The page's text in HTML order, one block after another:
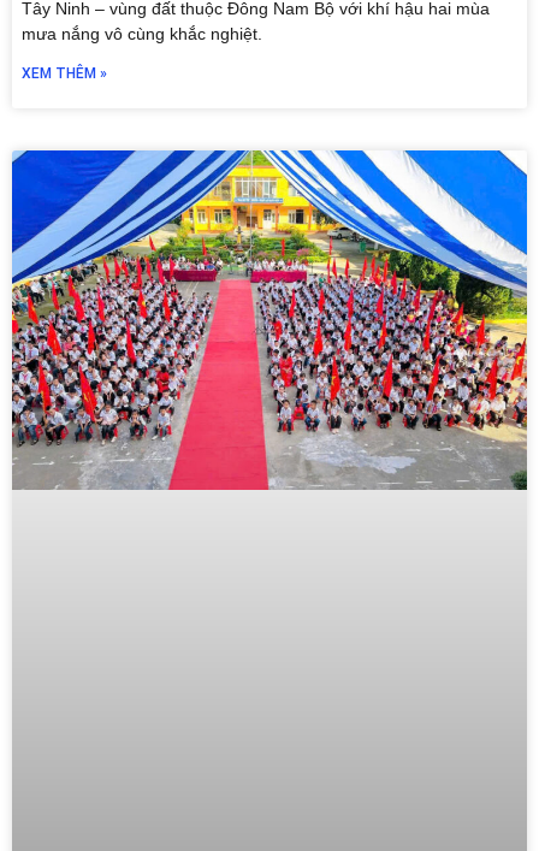
Tây Ninh – vùng đất thuộc Đông Nam Bộ với khí hậu hai mùa
mưa nắng vô cùng khắc nghiệt.
XEM THÊM »